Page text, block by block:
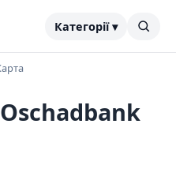
Категорії ▾